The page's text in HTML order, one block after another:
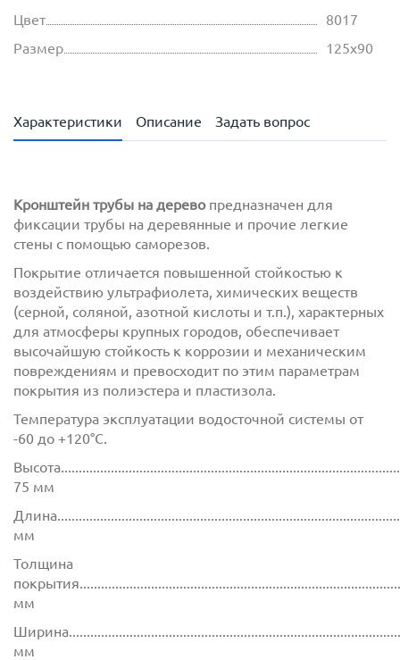
Цвет
8017
Размер
125х90
Характеристики Описание Задать вопрос
Кронштейн трубы на деревопредназначен для
фиксации трубы на деревянные и прочие легкие
стены с помощью саморезов.
Покрытие отличается повышенной стойкостью к
воздействию ультрафиолета, химических веществ
(серной, соляной, азотной кислоты и т.п.), характерных
для атмосферы крупных городов, обеспечивает
высочайшую стойкость к коррозии и механическим
повреждениям и превосходит по этим параметрам
покрытия из полиэстера и пластизола.
Температура эксплуатации водосточной системы от
-60 до +120°C.
75 мм
мм
Толщина
мм
мм